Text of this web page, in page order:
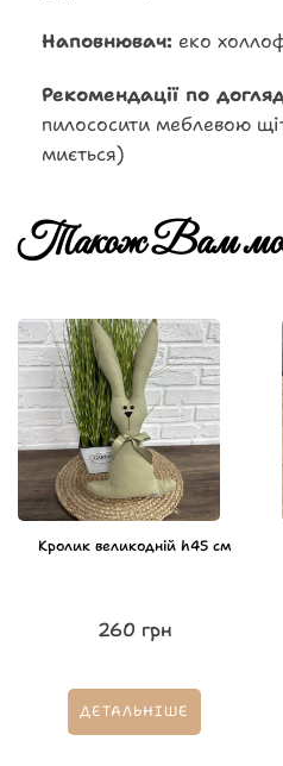
Наповнювач: еко
Рекомендації по
пилососити меблевою
миється)
Також Вам може
Кролик великодній h45 см
260 грн
ДЕТАЛЬНІШЕ